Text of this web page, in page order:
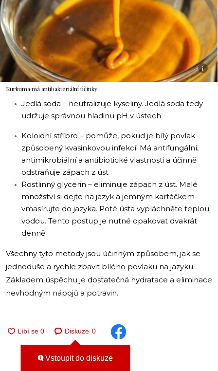
i
Kurkuma má antibakteriální účinky
Jedlá soda – neutralizuje kyseliny. Jedlá soda tedy
udržuje správnou hladinu pH v ústech
Koloidní stříbro – pomůže, pokud je bílý povlak
způsobený kvasinkovou infekcí. Má antifungální,
antimikrobiální a antibiotické vlastnosti a účinně
odstraňuje zápach z úst
Rostlinný glycerin – eliminuje zápach z úst. Malé
množství si dejte na jazyk a jemným kartáčkem
vmasírujte do jazyka. Poté ústa vypláchněte teplou
vodou. Tento postup je nutné opakovat dvakrát
denně
Všechny tyto metody jsou účinným způsobem, jak se
jednoduše a rychle zbavit bílého povlaku na jazyku.
Základem úspěchu je dostatečná hydratace a eliminace
nevhodným nápojů a potravin.
Diskuze 0
Vstoupit do diskuze